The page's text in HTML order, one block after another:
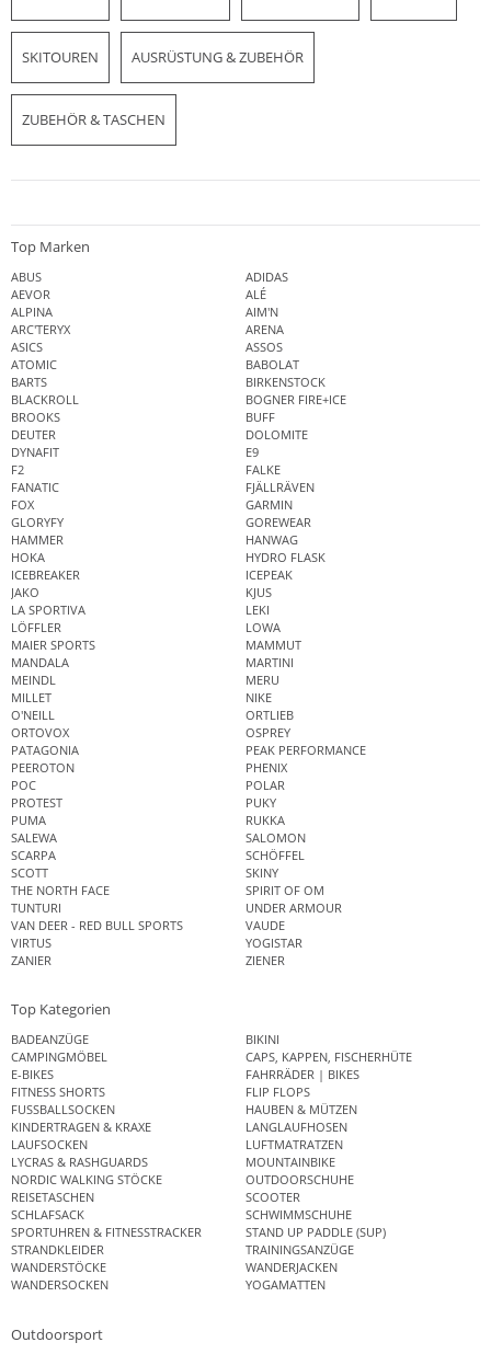
SKITOUREN AUSRÜSTUNG & ZUBEHÖR
ZUBEHÖR & TASCHEN
Top Marken
ABUS
ADIDAS
AEVOR
ALÉ
ALPINA
AIM'N
ARC'TERYX
ARENA
ASICS
ASSOS
ATOMIC
BABOLAT
BARTS
BIRKENSTOCK
BLACKROLL
BOGNER FIRE+ICE
BROOKS
BUFF
DEUTER
DOLOMITE
DYNAFIT
E9
F2
FALKE
FANATIC
FJÄLLRÄVEN
FOX
GARMIN
GLORYFY
GOREWEAR
HAMMER
HANWAG
HOKA
HYDRO FLASK
ICEBREAKER
ICEPEAK
JAKO
KJUS
LA SPORTIVA
LEKI
LÖFFLER
LOWA
MAIER SPORTS
MAMMUT
MANDALA
MARTINI
MEINDL
MERU
MILLET
NIKE
O'NEILL
ORTLIEB
ORTOVOX
OSPREY
PATAGONIA
PEAK PERFORMANCE
PEEROTON
PHENIX
POC
POLAR
PROTEST
PUKY
PUMA
RUKKA
SALEWA
SALOMON
SCARPA
SCHÖFFEL
SCOTT
SKINY
THE NORTH FACE
SPIRIT OF OM
TUNTURI
UNDER ARMOUR
VAN DEER - RED BULL SPORTS
VAUDE
VIRTUS
YOGISTAR
ZANIER
ZIENER
Top Kategorien
BADEANZÜGE
BIKINI
CAMPINGMÖBEL
CAPS, KAPPEN, FISCHERHÜTE
E-BIKES
FAHRRÄDER | BIKES
FITNESS SHORTS
FLIP FLOPS
FUSSBALLSOCKEN
HAUBEN & MÜTZEN
KINDERTRAGEN & KRAXE
LANGLAUFHOSEN
LAUFSOCKEN
LUFTMATRATZEN
LYCRAS & RASHGUARDS
MOUNTAINBIKE
NORDIC WALKING STÖCKE
OUTDOORSCHUHE
REISETASCHEN
SCOOTER
SCHLAFSACK
SCHWIMMSCHUHE
SPORTUHREN & FITNESSTRACKER
STAND UP PADDLE (SUP)
STRANDKLEIDER
TRAININGSANZÜGE
WANDERSTÖCKE
WANDERJACKEN
WANDERSOCKEN
YOGAMATTEN
Outdoorsport